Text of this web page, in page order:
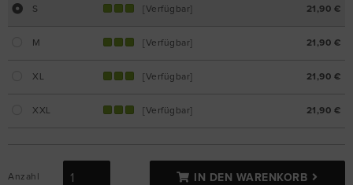
S [Verfügbar] 21,90 €
M [Verfügbar] 21,90 €
XL [Verfügbar] 21,90 €
XXL [Verfügbar] 21,90 €
Anzahl IN DEN WARENKORB